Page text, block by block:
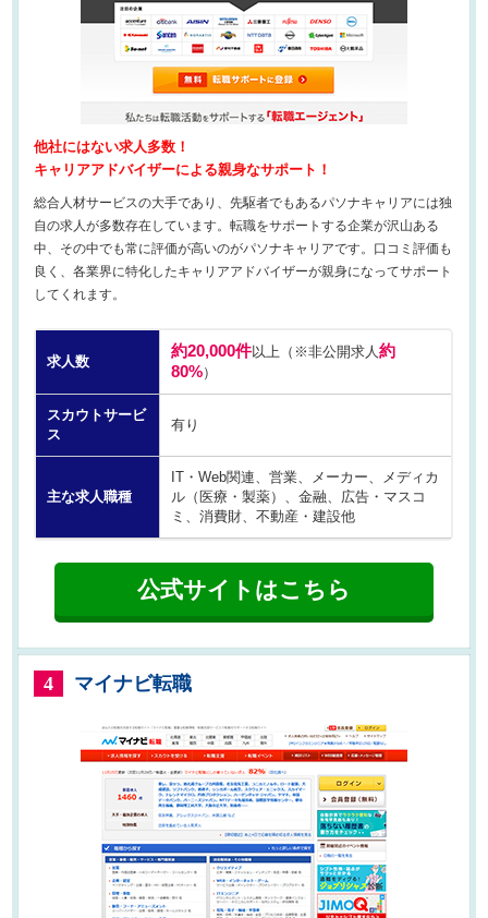
他社にはない求人多数！
キャリアアドバイザーによる親身なサポート！
総合人材サービスの大手であり、先駆者でもあるパソナキャリアには独
自の求人が多数存在しています。転職をサポートする企業が沢山ある
中、その中でも常に評価が高いのがパソナキャリアです。口コミ評価も
良く、各業界に特化したキャリアアドバイザーが親身になってサポート
してくれます。
求人数
約20,000件以上（※非公開求人約
80%）
スカウトサービ
ス
有り
主な求人職種
IT・Web関連、営業、メーカー、メディカ
ル（医療・製薬）、金融、広告・マスコ
ミ、消費財、不動産・建設他
公式サイトはこちら
4 マイナビ転職